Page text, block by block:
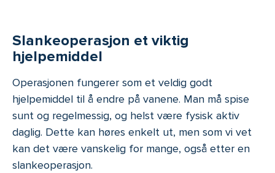
Slankeoperasjon et viktig
hjelpemiddel
Operasjonen fungerer som et veldig godt
hjelpemiddel til å endre på vanene. Man må spise
sunt og regelmessig, og helst være fysisk aktiv
daglig. Dette kan høres enkelt ut, men som vi vet
kan det være vanskelig for mange, også etter en
slankeoperasjon.